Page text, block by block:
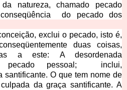
natureza, chamado pecado
do pecado dos
exclui o pecado, isto é,
duas coisas,
a este:
A desordenada
pessoal;
inclui,
santificante. O que tem nome de
da graça santificante. A